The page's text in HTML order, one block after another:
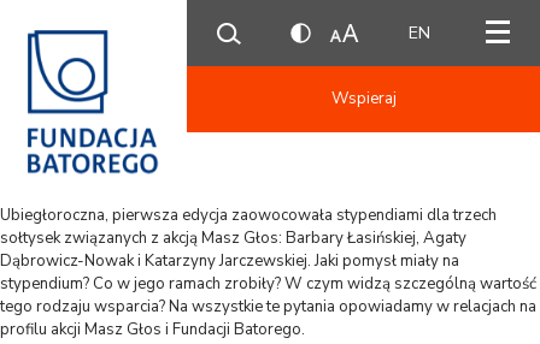
EN
Wspieraj
Ubiegłoroczna, pierwsza edycja zaowocowała stypendiami dla trzech
sołtysek związanych z akcją Masz Głos: Barbary Łasińskiej, Agaty
Dąbrowicz-Nowak i Katarzyny Jarczewskiej. Jaki pomysł miały na
stypendium? Co w jego ramach zrobiły? W czym widzą szczególną wartość
tego rodzaju wsparcia? Na wszystkie te pytania opowiadamy w relacjach na
profilu akcji Masz Głos i Fundacji Batorego.